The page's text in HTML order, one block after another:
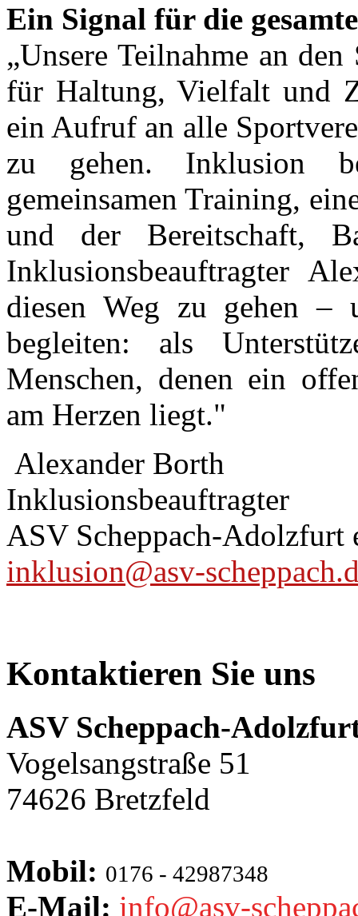
Ein Signal für die
„Unsere Teilnahme an
für Haltung, Vielfalt und
ein Aufruf an alle
zu gehen. Inklusion
gemeinsamen Training,
und der Bereitschaft,
Inklusionsbeauftragter
diesen Weg zu gehen
begleiten: als
Menschen, denen ein
am Herzen liegt."
Alexander Borth
Inklusionsbeauftragter
ASV Scheppach-Adolzfurt
inklusion@asv-
Kontaktieren Sie uns
ASV Scheppach-
Vogelsangstraße 51
74626 Bretzfeld
Mobil: 0176 - 42987348
E-Mail: info@asv-